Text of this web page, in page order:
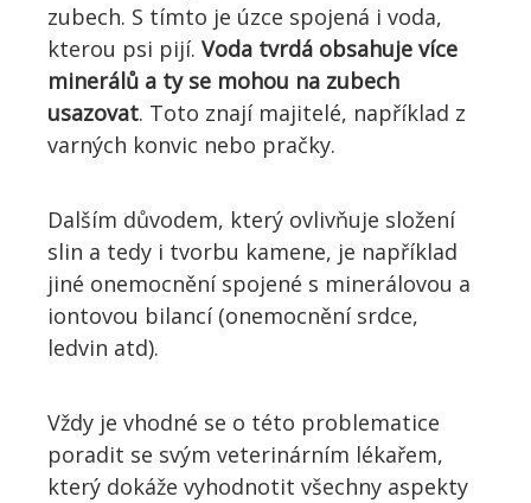
zubech. S tímto je úzce spojená i voda,
kterou psi pijí. Voda tvrdá obsahuje více
minerálů a ty se mohou na zubech
usazovat. Toto znají majitelé, například z
varných konvic nebo pračky.
Dalším důvodem, který ovlivňuje složení
slin a tedy i tvorbu kamene, je například
jiné onemocnění spojené s minerálovou a
iontovou bilancí (onemocnění srdce,
ledvin atd).
Vždy je vhodné se o této problematice
poradit se svým veterinárním lékařem,
který dokáže vyhodnotit všechny aspekty